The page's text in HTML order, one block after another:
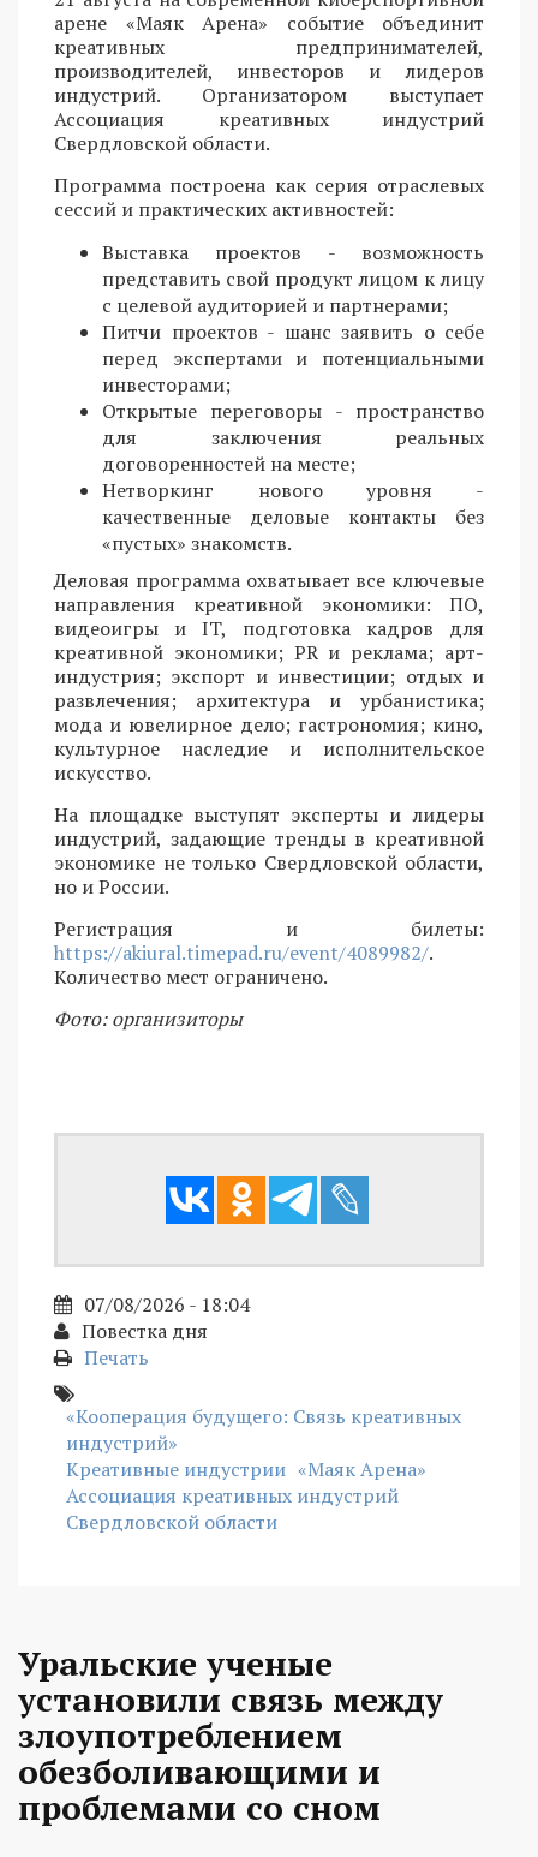
арене «Маяк Арена» событие объединит
креативных предпринимателей,
производителей, инвесторов и лидеров
индустрий. Организатором выступает
Ассоциация креативных индустрий
Свердловской области.
Программа построена как серия отраслевых
сессий и практических активностей:
Выставка проектов - возможность
представить свой продукт лицом к лицу
с целевой аудиторией и партнерами;
Питчи проектов - шанс заявить о себе
перед экспертами и потенциальными
инвесторами;
Открытые переговоры - пространство
для заключения реальных
договоренностей на месте;
Нетворкинг нового уровня -
качественные деловые контакты без
«пустых» знакомств.
Деловая программа охватывает все ключевые
направления креативной экономики: ПО,
видеоигры и IT, подготовка кадров для
креативной экономики; PR и реклама; арт-
индустрия; экспорт и инвестиции; отдых и
развлечения; архитектура и урбанистика;
мода и ювелирное дело; гастрономия; кино,
культурное наследие и исполнительское
искусство.
На площадке выступят эксперты и лидеры
индустрий, задающие тренды в креативной
экономике не только Свердловской области,
но и России.
Регистрация и билеты:
https://akiural.timepad.ru/event/4089982/.
Количество мест ограничено.
Фото: организиторы
07/08/2026 - 18:04
Повестка дня
Печать
«Кооперация будущего: Связь креативных
индустрий»
Креативные индустрии «Маяк Арена»
Ассоциация креативных индустрий
Свердловской области
Уральские ученые
установили связь между
злоупотреблением
обезболивающими и
проблемами со сном